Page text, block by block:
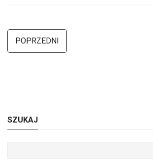
POPRZEDNI
SZUKAJ